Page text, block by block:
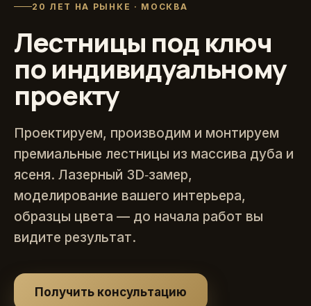
20 ЛЕТ НА РЫНКЕ · МОСКВА
Лестницы под ключ
по индивидуальному
проекту
Проектируем, производим и монтируем
премиальные лестницы из массива дуба и
ясеня. Лазерный 3D‑замер,
моделирование вашего интерьера,
образцы цвета — до начала работ вы
видите результат.
Получить консультацию